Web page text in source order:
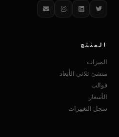
تويتر لينكدإنإنستغرامالبريد الإلكتروني
المنتج
الميزات
منشئ ثلاثي الأبعاد
قوالب
الأسعار
سجل التغييرات